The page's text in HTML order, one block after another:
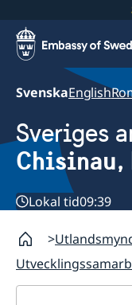
SvenskaEnglish
Sveriges
Chisinau,
Lokal tid09:39